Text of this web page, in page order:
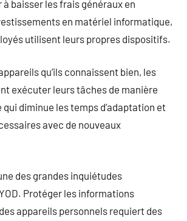
à baisser les frais généraux en
en matériel informatique,
utilisent leurs propres dispositifs.
qu’ils connaissent bien, les
exécuter leurs tâches de manière
diminue les temps d’adaptation et
avec de nouveaux
des grandes inquiétudes
Protéger les informations
appareils personnels requiert des